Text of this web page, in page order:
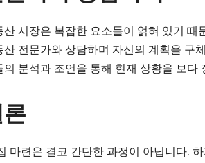
산 시장은 복잡한 요소들이 얽혀 있기
산 전문가와 상담하며 자신의 계획을 구
의 분석과 조언을 통해 현재 상황을 보
마련은 결코 간단한 과정이 아닙니다.